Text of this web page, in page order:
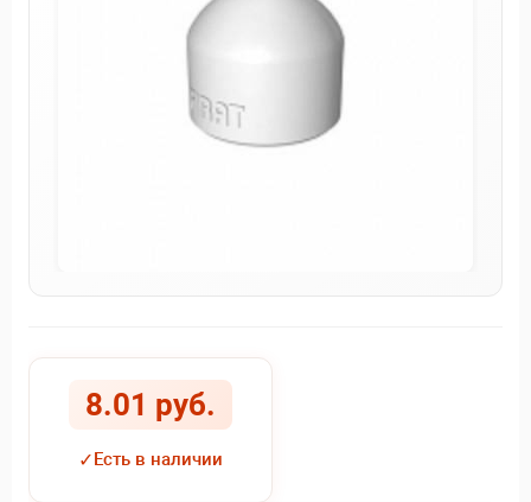
8.01 руб.
✓Есть в наличии